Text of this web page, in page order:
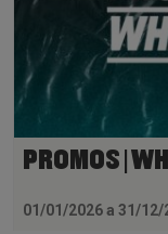
PROMOS |
01/01/2026 a 31/12/